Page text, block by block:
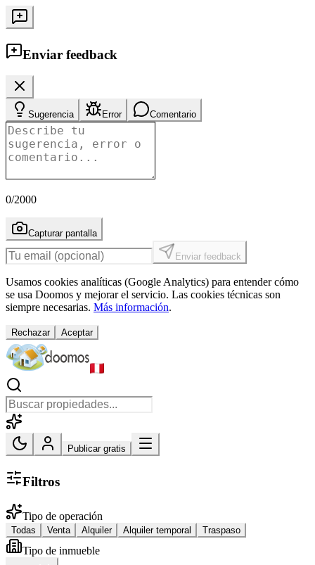
Enviar feedback
Sugerencia Error Comentario
0/2000
Capturar pantalla
Enviar feedback
Usamos cookies analíticas (Google Analytics) para entender cómo
se usa Doomos y mejorar el servicio. Las cookies técnicas son
siempre necesarias. Más información.
Rechazar Aceptar
Publicar gratis
Filtros
Tipo de operación
Todas Venta Alquiler Alquiler temporal Traspaso
Tipo de inmueble